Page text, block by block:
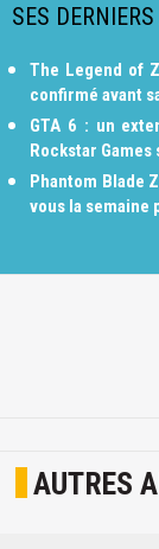
SES
The Legend of
confirmé avant
GTA 6 : un
Rockstar
Phantom Blade
vous la semaine
AUTRES